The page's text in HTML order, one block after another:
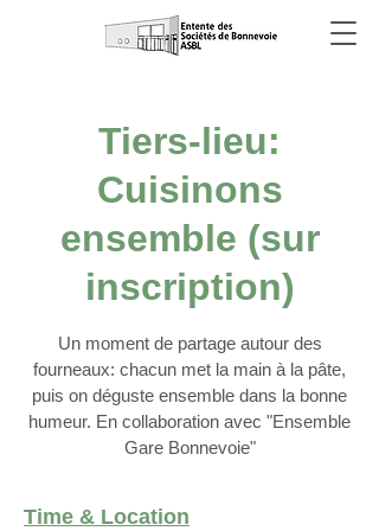
Tiers-lieu:
Cuisinons
ensemble (sur
inscription)
Un moment de partage autour des
fourneaux: chacun met la main à la pâte,
puis on déguste ensemble dans la bonne
humeur. En collaboration avec "Ensemble
Gare Bonnevoie"
Time & Location